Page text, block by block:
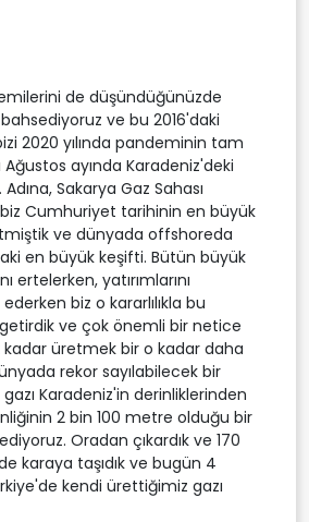
de düşündüğünüzde
ve bu 2016'daki
2020 yılında pandeminin tam
Ağustos ayında Karadeniz'deki
Sakarya Gaz Sahası
Cumhuriyet tarihinin en büyük
ve dünyada offshoreda
en büyük keşifti. Bütün büyük
ertelerken, yatırımlarını
biz o kararlılıkla bu
getirdik ve çok önemli bir netice
kadar üretmek bir o kadar daha
rekor sayılabilecek bir
Karadeniz'in derinliklerinden
2 bin 100 metre olduğu bir
Oradan çıkardık ve 170
karaya taşıdık ve bugün 4
kendi ürettiğimiz gazı